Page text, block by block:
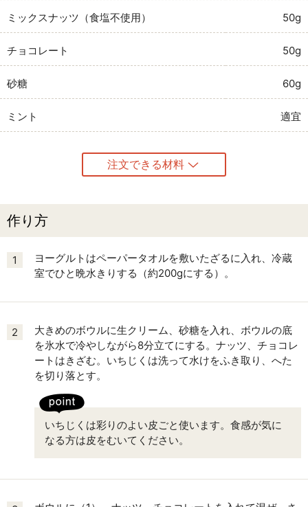
ミックスナッツ（食塩不使用） 50g
チョコレート 50g
砂糖 60g
ミント 適宜
注文できる材料
作り方
1
ヨーグルトはペーパータオルを敷いたざるに入れ、冷蔵
室でひと晩水きりする（約200gにする）。
2
大きめのボウルに生クリーム、砂糖を入れ、ボウルの底
を氷水で冷やしながら8分立てにする。ナッツ、チョコレ
ートはきざむ。いちじくは洗って水けをふき取り、へた
を切り落とす。
いちじくは彩りのよい皮ごと使います。食感が気に
なる方は皮をむいてください。